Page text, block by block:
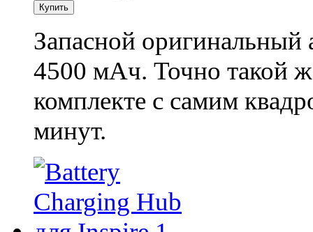
Запасной оригинальный
4500 мАч. Точно такой
комплекте с самим
минут.